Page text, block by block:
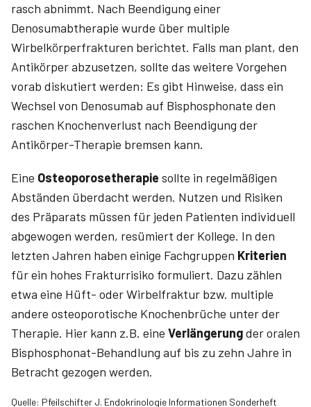
rasch abnimmt. Nach Beendigung einer
Denosumabtherapie wurde über multiple
Wirbelkörperfrakturen berichtet. Falls man plant, den
Antikörper abzusetzen, sollte das weitere Vorgehen
vorab diskutiert werden: Es gibt Hinweise, dass ein
Wechsel von Denosumab auf Bisphosphonate den
raschen Knochenverlust nach Beendigung der
Antikörper-Therapie bremsen kann.
Eine Osteoporosetherapie sollte in regelmäßigen
Abständen überdacht werden. Nutzen und Risiken
des Präparats müssen für jeden Patienten individuell
abgewogen werden, resümiert der Kollege. In den
letzten Jahren haben einige Fachgruppen Kriterien
für ein hohes Frakturrisiko formuliert. Dazu zählen
etwa eine Hüft- oder Wirbelfraktur bzw. multiple
andere osteoporotische Knochenbrüche unter der
Therapie. Hier kann z.B. eine Verlängerungder oralen
Bisphosphonat-Behandlung auf bis zu zehn Jahre in
Betracht gezogen werden.
Quelle: Pfeilschifter J. Endokrinologie Informationen Sonderheft